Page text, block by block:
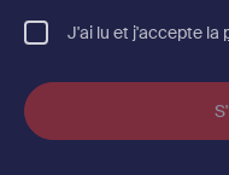
J'ai lu et j'accepte la